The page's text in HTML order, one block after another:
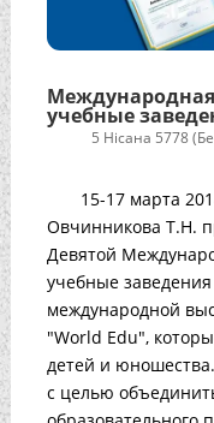
учебные
5 Нісана 5778
15-17 марта
Овчинникова Т.Н.
Девятой
учебные
международной
"World Edu",
детей и
с целью